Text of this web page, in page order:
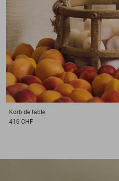
Korb de table
416 CHF